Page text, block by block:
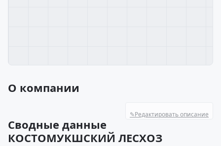
О компании
✎Редактировать описание
Сводные данные
КОСТОМУКШСКИЙ ЛЕСХОЗ